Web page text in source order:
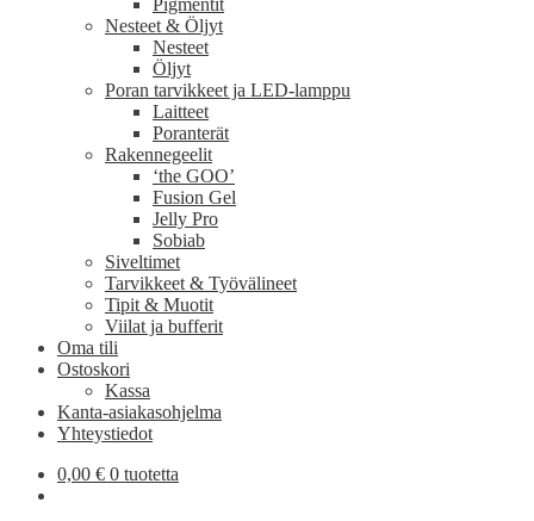
Pigmentit
Nesteet & Öljyt
Nesteet
Öljyt
Poran tarvikkeet ja LED-lamppu
Laitteet
Poranterät
Rakennegeelit
‘the GOO’
Fusion Gel
Jelly Pro
Sobiab
Siveltimet
Tarvikkeet & Työvälineet
Tipit & Muotit
Viilat ja bufferit
Oma tili
Ostoskori
Kassa
Kanta-asiakasohjelma
Yhteystiedot
0,00 € 0 tuotetta